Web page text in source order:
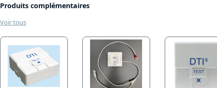
Produits complémentaires
Voir tous